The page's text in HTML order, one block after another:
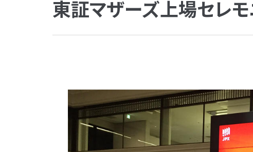
東証マザーズ上場セレモ